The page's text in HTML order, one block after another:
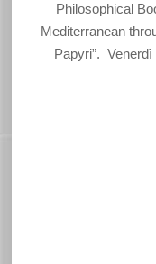
Philosophical
Mediterranean
Papyri”.